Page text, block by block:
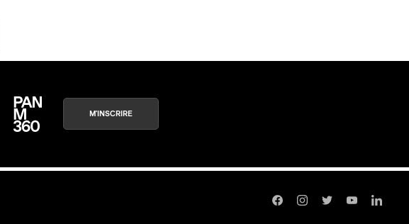
M'INSCRIRE